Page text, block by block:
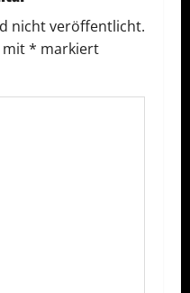
nicht veröffentlicht.
mit* markiert